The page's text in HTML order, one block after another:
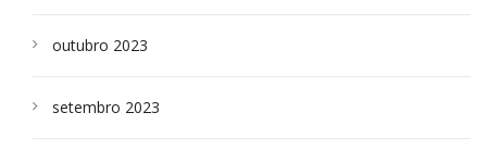
outubro 2023
setembro 2023